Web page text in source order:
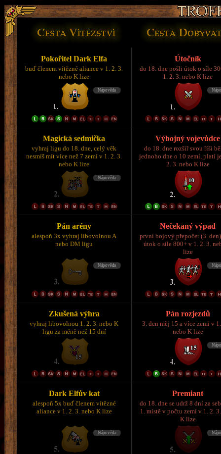
Pokořitel Dark Elfa
buď členem vítězné aliance v 1. 2. 3.
nebo K lize
Útočník
do 18. dne pošli útok o síle
1. 2. 3. nebo K lize
Magická sedmička
vyhraj ligu do 18. dne, celý věk
nesmíš mít více než 7 zemí v 1. 2. 3.
nebo K lize
Výbojný vojevůdce
do 18. dne rozšiř svou říši
jednoho dne o 10 zemí, platí
2. 3. nebo K lize
Pán arény
alespoň 3x vyhraj libovolnou A
nebo DM ligu
Nečekaný výpad
první bojový přepočet (3.
útok o síle 800+ v 1. 2. 3.
lize
Zkušená výhra
vyhraj libovolnou 1. 2. 3. nebo K
ligu za méně než 15 dní
Pán rozjezdů
3. den měj 15 a více zemí v
nebo K lize
Dark Elfův kat
alespoň 5x buď členem vítězné
aliance v 1. 2. 3. nebo K lize
Premiant
do 18. dne se udrž 8 dní za
1. místě v počtu zemí v 1. 2.
K lize